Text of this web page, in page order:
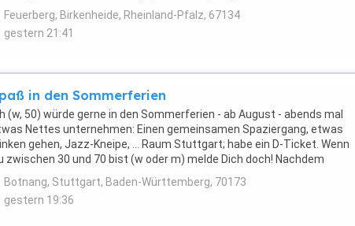
erlaubten Wert von 42,5 dB. ...
Feuerberg, Birkenheide, Rheinland-Pfalz, 67134
gestern 21:41
in den Sommerferien
(w, 50) würde gerne in den Sommerferien - ab August - abends mal
Nettes unternehmen: Einen gemeinsamen Spaziergang, etwas
gehen, Jazz-Kneipe, ... Raum Stuttgart; habe ein D-Ticket. Wenn
zwischen 30 und 70 bist (w oder m) melde Dich doch! Nachdem
Anzeige teils fehlinterpretiert ...
Botnang, Stuttgart, Baden-Württemberg, 70173
gestern 19:36